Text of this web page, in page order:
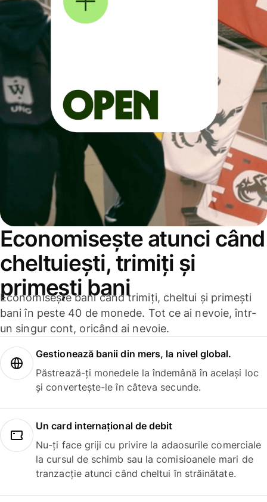
Economisește atunci când
cheltuiești, trimiți și
primești bani
Economisește bani când trimiți, cheltui și primești
bani în peste 40 de monede. Tot ce ai nevoie, într-
un singur cont, oricând ai nevoie.
Gestionează banii din mers, la nivel global.
Păstrează-ți monedele la îndemână în același loc
și convertește-le în câteva secunde.
Un card internațional de debit
Nu-ți face griji cu privire la adaosurile comerciale
la cursul de schimb sau la comisioanele mari de
tranzacție atunci când cheltui în străinătate.